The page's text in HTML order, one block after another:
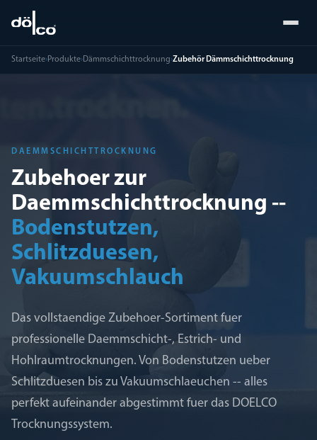
Startseite›Produkte›Dämmschichttrocknung›Zubehör Dämmschichttrocknung
DAEMMSCHICHTTROCKNUNG
Zubehoer zur
Daemmschichttrocknung --
Bodenstutzen,
Schlitzduesen,
Vakuumschlauch
Das vollstaendige Zubehoer-Sortiment fuer
professionelle Daemmschicht-, Estrich- und
Hohlraumtrocknungen. Von Bodenstutzen ueber
Schlitzduesen bis zu Vakuumschlaeuchen -- alles
perfekt aufeinander abgestimmt fuer das DOELCO
Trocknungssystem.